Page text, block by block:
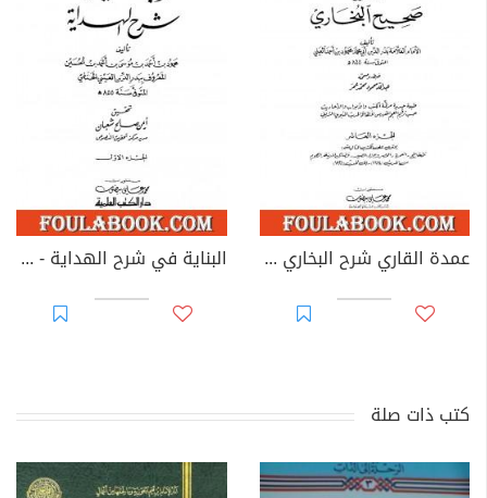
عمدة القاري شرح البخاري - الجزء العاشر البناية في شرح الهداية - المجلد الأول
كتب ذات صلة